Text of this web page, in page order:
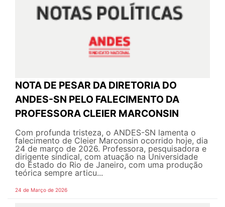
NOTA DE PESAR DA DIRETORIA DO
ANDES-SN PELO FALECIMENTO DA
PROFESSORA CLEIER MARCONSIN
Com profunda tristeza, o ANDES-SN lamenta o
falecimento de Cleier Marconsin ocorrido hoje, dia
24 de março de 2026. Professora, pesquisadora e
dirigente sindical, com atuação na Universidade
do Estado do Rio de Janeiro, com uma produção
teórica sempre articu...
24 de Março de 2026